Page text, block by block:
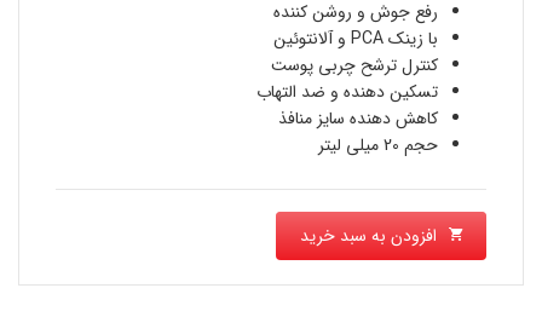
1,242,300 تومان
است.
رفع جوش و روشن کننده
با زینک PCA و آلانتوئین
کنترل ترشح چربی پوست
تسکین دهنده و ضد التهاب
کاهش دهنده سایز منافذ
حجم 20 میلی لیتر
افزودن به سبد خرید